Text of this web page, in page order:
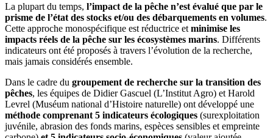
La plupart du temps, l’impact de la pêche n’est évalué que par le
prisme de l’état des stocks et/ou des débarquements en volumes.
Cette approche monospécifique est réductrice et minimise les
impacts réels de la pêche sur les écosystèmes marins. Différents
indicateurs ont été proposés à travers l’évolution de la recherche,
mais jamais considérés ensemble.
Dans le cadre du groupement de recherche sur la transition des
pêches, les équipes de Didier Gascuel (L’Institut Agro) et Harold
Levrel (Muséum national d’Histoire naturelle) ont développé une
méthode comprenant 5 indicateurs écologiques (surexploitation
juvénile, abrasion des fonds marins, espèces sensibles et empreinte